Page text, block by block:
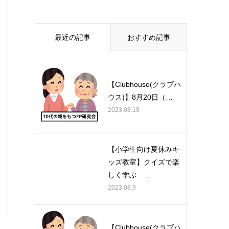
最近の記事 おすすめ記事
【Clubhouse(クラブハ
ウス)】8月20日（…
2023.08.19
【小学生向け夏休みキ
ッズ教室】クイズで楽
しく学ぶ …
2023.08.9
【Clubhouse(クラブハ